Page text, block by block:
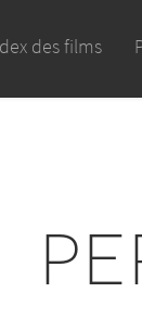
des films